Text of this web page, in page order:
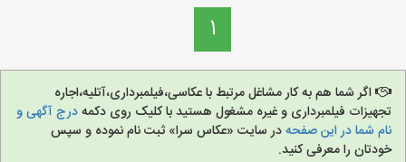
1
اگر شما هم به کار مشاغل مرتبط با عکاسی،فیلمبرداری،آتلیه،اجاره
تجهیزات فیلمبرداری و غیره مشغول هستید با کلیک روی دکمهدرج آگهی و
نام شما در این صفحهدر سایت «عکاس سرا» ثبت نام نموده و سپس
خودتان را معرفی کنید.